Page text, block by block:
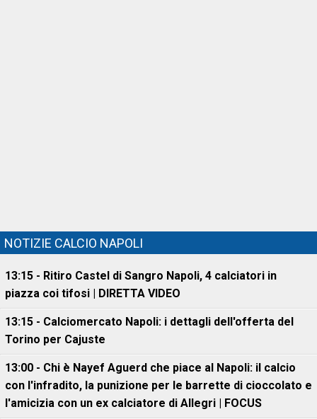
NOTIZIE CALCIO NAPOLI
13:15 - Ritiro Castel di Sangro Napoli, 4 calciatori in
piazza coi tifosi | DIRETTA VIDEO
13:15 - Calciomercato Napoli: i dettagli dell'offerta del
Torino per Cajuste
13:00 - Chi è Nayef Aguerd che piace al Napoli: il calcio
con l'infradito, la punizione per le barrette di cioccolato e
l'amicizia con un ex calciatore di Allegri | FOCUS